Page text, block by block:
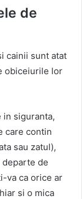
de
cainii sunt atat
obiceiurile lor
in siguranta,
care contin
sau zatul),
de
va ca orice ar
si o mica